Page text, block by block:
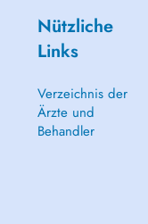
Nützliche
Links
Verzeichnis der
Ärzte und
Behandler